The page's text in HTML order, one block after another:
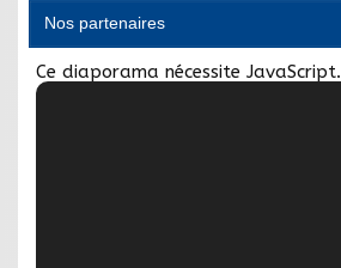
Nos partenaires
Ce diaporama nécessite JavaScript.